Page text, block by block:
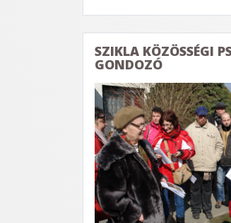
SZIKLA KÖZÖSSÉGI
GONDOZÓ